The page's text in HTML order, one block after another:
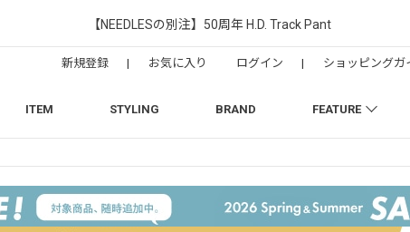
【NEEDLESの別注】50周年 H.D. Track Pant
ITEM STYLING BRAND FEATURE
新規登録 | お気に入り ログイン | ショッピングガ